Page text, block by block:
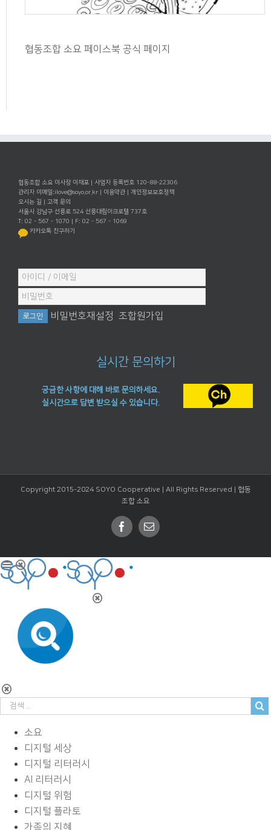
협동조합 소요 페이스북 공식 페이지
협동조합 소요 이사장 이재포 | 사업자 등록번호 120-88-22306
관리자 이메일:ilove@soyo.or.kr | 이용약관 | 개인정보보호정책
오시는 길 | 고객 문의
서울시 강남구 선릉로 524 선릉대림아크로텔 737호
T: 02 - 567 - 1070 | F: 02 - 567 - 1069
카카오톡 친구하기
비밀번호재설정 조합원가입
실시간 문의하기
궁금한 사항에 대해 바로 문의하세요.
실시간으로 답변 받으실 수 있습니다.
Copyright 2015-2024 SOYO Cooperative | All Rights Reserved | 협동
조합 소요
Facebook
Email
소요
디지털 세상
디지털 리터러시
AI 리터러시
디지털 위험
디지털 플라토
가족의 지혜